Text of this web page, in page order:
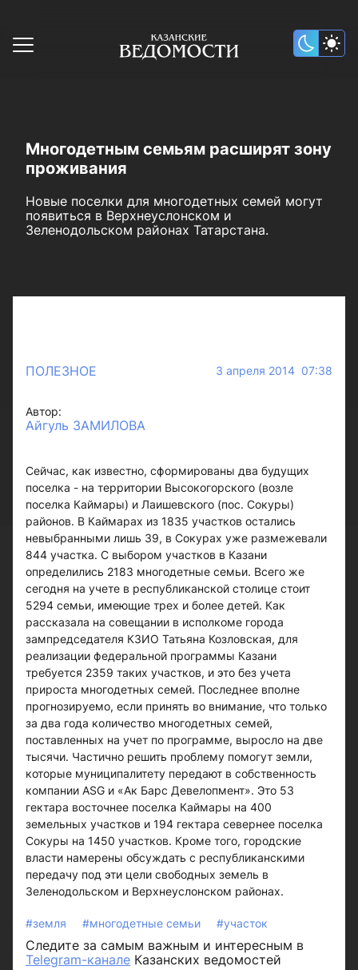
Многодетным семьям расширят зону
проживания
Новые поселки для многодетных семей могут
появиться в Верхнеуслонском и
Зеленодольском районах Татарстана.
ПОЛЕЗНОЕ 3 апреля 2014 07:38
Автор:
Айгуль ЗАМИЛОВА
Сейчас, как известно, сформированы два будущих
поселка - на территории Высокогорского (возле
поселка Каймары) и Лаишевского (пос. Сокуры)
районов. В Каймарах из 1835 участков остались
невыбранными лишь 39, в Сокурах уже размежевали
844 участка. С выбором участков в Казани
определились 2183 многодетные семьи. Всего же
сегодня на учете в республиканской столице стоит
5294 семьи, имеющие трех и более детей. Как
рассказала на совещании в исполкоме города
зампредседателя КЗИО Татьяна Козловская, для
реализации федеральной программы Казани
требуется 2359 таких участков, и это без учета
прироста многодетных семей. Последнее вполне
прогнозируемо, если принять во внимание, что только
за два года количество многодетных семей,
поставленных на учет по программе, выросло на две
тысячи. Частично решить проблему помогут земли,
которые муниципалитету передают в собственность
компании ASG и «Ак Барс Девелопмент». Это 53
гектара восточнее поселка Каймары на 400
земельных участков и 194 гектара севернее поселка
Сокуры на 1450 участков. Кроме того, городские
власти намерены обсуждать с республиканскими
передачу под эти цели свободных земель в
Зеленодольском и Верхнеуслонском районах.
#земля #многодетные семьи #участок
Следите за самым важным и интересным в
Telegram-канале Казанских ведомостей